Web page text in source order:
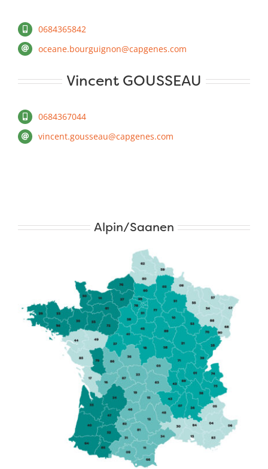
0684365842
oceane.bourguignon@capgenes.com
Vincent GOUSSEAU
0684367044
vincent.gousseau@capgenes.com
Alpin/Saanen